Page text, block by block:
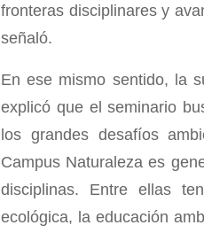
fronteras disciplinares y
señaló.
En ese mismo sentido, la
explicó que el seminario
los grandes desafíos
Campus Naturaleza es
disciplinas. Entre ellas
ecológica, la educación